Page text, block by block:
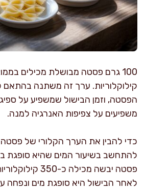
קילוקלוריות. ערך זה משתנה
הפסטה, וזמן הבישול שמשפיע על
משפיעים על צפיפות האנרגיה למנה.
כדי להבין את הערך הקלורי של
להתחשב בשיעור המים שהיא סופגת
לאחר הבישול היא סופגת מים ונפחה